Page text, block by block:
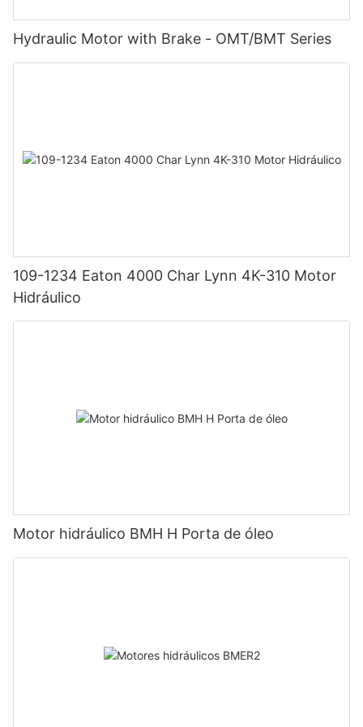
Hydraulic Motor with Brake - OMT/BMT Series
109-1234 Eaton 4000 Char Lynn 4K-310 Motor
Hidráulico
Motor hidráulico BMH H Porta de óleo